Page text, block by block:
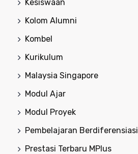
Kesiswaan
Kolom Alumni
Kombel
Kurikulum
Malaysia Singapore
Modul Ajar
Modul Proyek
Pembelajaran Berdiferensiasi
Prestasi Terbaru MPlus